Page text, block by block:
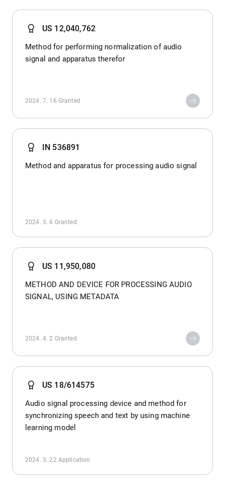
US 12,040,762
Method for performing normalization of audio
signal and apparatus therefor
2024. 7. 16 Granted
IN 536891
Method and apparatus for processing audio signal
2024. 5. 6 Granted
US 11,950,080
METHOD AND DEVICE FOR PROCESSING AUDIO
SIGNAL, USING METADATA
2024. 4. 2 Granted
US 18/614575
Audio signal processing device and method for
synchronizing speech and text by using machine
learning model
2024. 3. 22 Application